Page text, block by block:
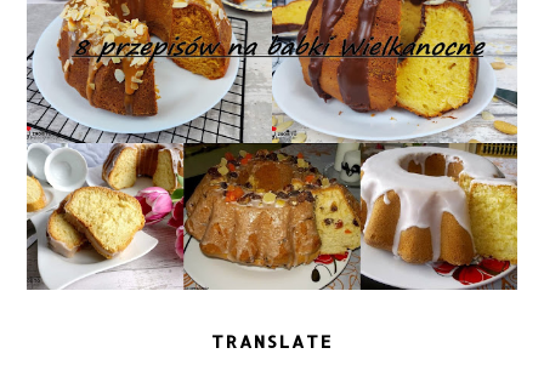
TRANSLATE